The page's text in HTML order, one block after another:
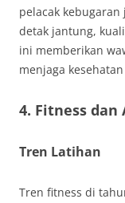
pelacak
detak jantung,
ini memberikan
menjaga
4. Fitness
Tren Latihan
Tren fitness di